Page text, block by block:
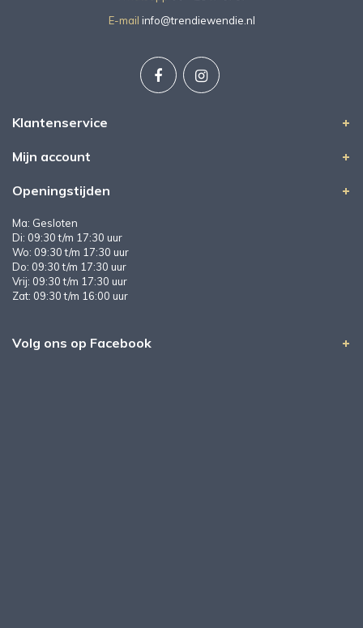
E-mail info@trendiewendie.nl
Klantenservice
Mijn account
Openingstijden
Ma: Gesloten
Di: 09:30 t/m 17:30 uur
Wo: 09:30 t/m 17:30 uur
Do: 09:30 t/m 17:30 uur
Vrij: 09:30 t/m 17:30 uur
Zat: 09:30 t/m 16:00 uur
Volg ons op Facebook